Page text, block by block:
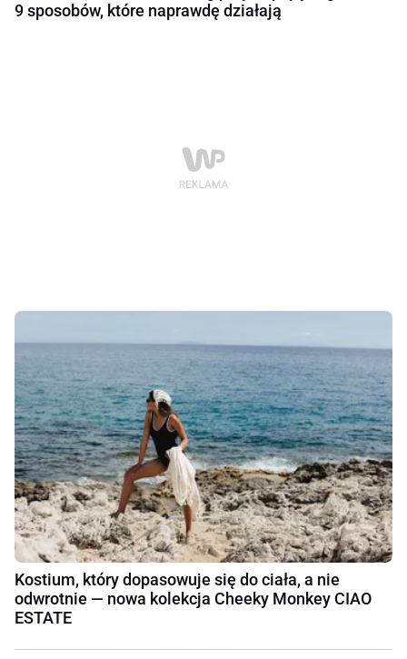
9 sposobów, które naprawdę działają
Kostium, który dopasowuje się do ciała, a nie
odwrotnie — nowa kolekcja Cheeky Monkey CIAO
ESTATE